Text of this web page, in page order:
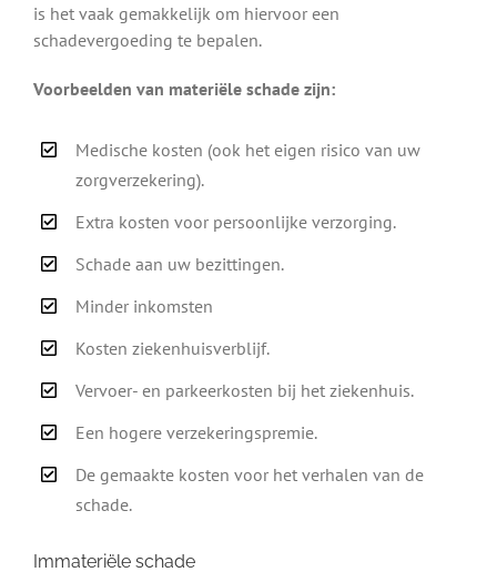
is het vaak gemakkelijk om hiervoor een
schadevergoeding te bepalen.
Voorbeelden van materiële schade zijn:
Medische kosten (ook het eigen risico van uw
zorgverzekering).
Extra kosten voor persoonlijke verzorging.
Schade aan uw bezittingen.
Minder inkomsten
Kosten ziekenhuisverblijf.
Vervoer- en parkeerkosten bij het ziekenhuis.
Een hogere verzekeringspremie.
De gemaakte kosten voor het verhalen van de
schade.
Immateriële schade